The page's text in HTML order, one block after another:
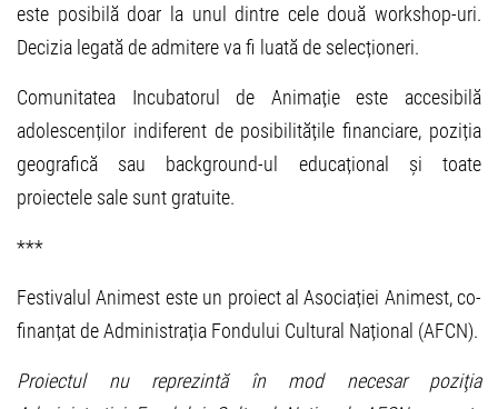
este posibilă doar la unul dintre cele două workshop-uri.
Decizia legată de admitere va fi luată de selecționeri.
Comunitatea Incubatorul de Animație este accesibilă
adolescenților indiferent de posibilitățile financiare, poziția
geografică sau background-ul educațional și toate
proiectele sale sunt gratuite.
***
Festivalul Animest este un proiect al Asociației Animest, co-
finanțat de Administrația Fondului Cultural Național (AFCN).
Proiectul nu reprezintă în mod necesar poziţia